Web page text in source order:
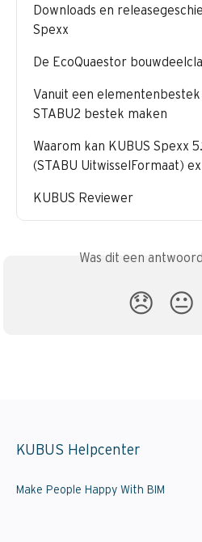
Downloads en
Spexx
De EcoQuaestor
Vanuit een
STABU2 bestek maken
Waarom kan KUBUS Spexx
(STABU UitwisselFormaat)
KUBUS Reviewer
Was dit een
😞 😐
KUBUS Helpcenter
Make People Happy With BIM